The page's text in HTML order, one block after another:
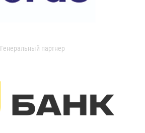
Генеральный партнер